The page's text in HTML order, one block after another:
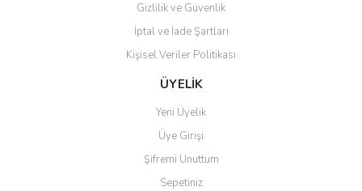
Gönder
Gizlilik ve Güvenlik
İptal ve İade Şartları
Kişisel Veriler Politikası
ÜYELİK
Yeni Üyelik
Üye Girişi
Şifremi Unuttum
Sepetiniz